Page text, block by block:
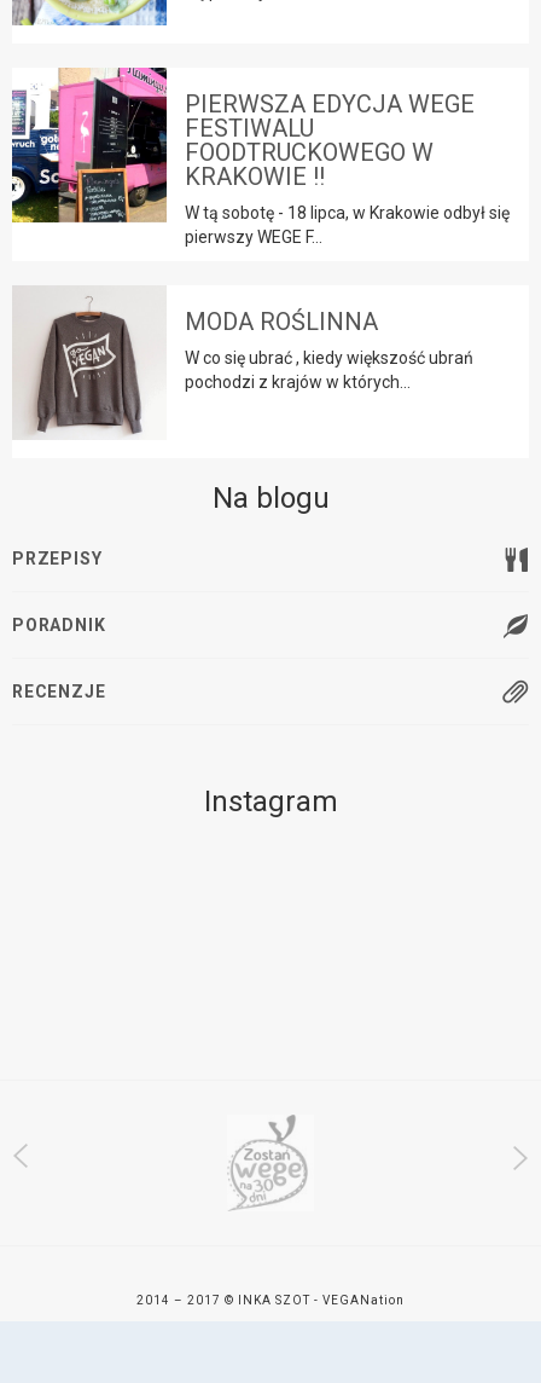
PIERWSZA EDYCJA WEGE
FESTIWALU
FOODTRUCKOWEGO W
KRAKOWIE !!
W tą sobotę - 18 lipca, w Krakowie odbył się
pierwszy WEGE F...
MODA ROŚLINNA
W co się ubrać , kiedy większość ubrań
pochodzi z krajów w których...
Na blogu
PRZEPISY
PORADNIK
RECENZJE
Instagram
2014 – 2017 © INKA SZOT - VEGAN ation